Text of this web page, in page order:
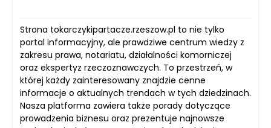
Strona tokarczykipartacze.rzeszow.pl to nie tylko
portal informacyjny, ale prawdziwe centrum wiedzy z
zakresu prawa, notariatu, działalności komorniczej
oraz ekspertyz rzeczoznawczych. To przestrzeń, w
której każdy zainteresowany znajdzie cenne
informacje o aktualnych trendach w tych dziedzinach.
Nasza platforma zawiera także porady dotyczące
prowadzenia biznesu oraz prezentuje najnowsze